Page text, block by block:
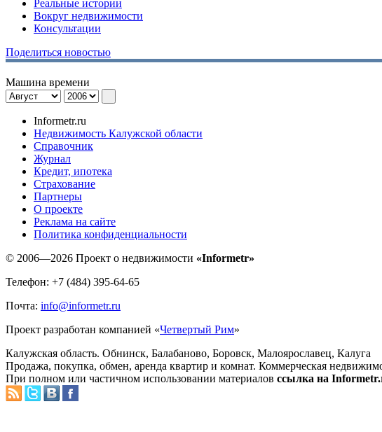
Реальные истории
Вокруг недвижимости
Консультации
Поделиться новостью
Машина времени
Informetr.ru
Недвижимость Калужской области
Справочник
Журнал
Кредит, ипотека
Страхование
Партнеры
O проекте
Реклама на сайте
Политика конфиденциальности
© 2006—2026 Проект о недвижимости «Informetr»
Телефон: +7 (484) 395-64-65
Почта: info@informetr.ru
Проект разработан компанией «Четвертый Рим»
Калужская область. Обнинск, Балабаново, Боровск, Малоярославец, Калуга
Продажа, покупка, обмен, аренда квартир и комнат. Коммерческая
При полном или частичном использовании материалов ссылка на